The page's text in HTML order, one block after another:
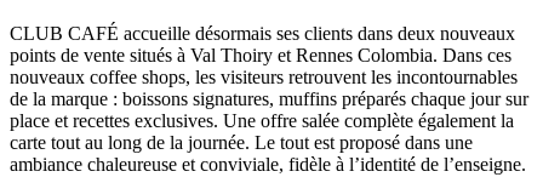
CLUB CAFÉ accueille désormais ses clients dans deux nouveaux
points de vente situés à Val Thoiry et Rennes Colombia. Dans ces
nouveaux coffee shops, les visiteurs retrouvent les incontournables
de la marque : boissons signatures, muffins préparés chaque jour sur
place et recettes exclusives. Une offre salée complète également la
carte tout au long de la journée. Le tout est proposé dans une
ambiance chaleureuse et conviviale, fidèle à l’identité de l’enseigne.